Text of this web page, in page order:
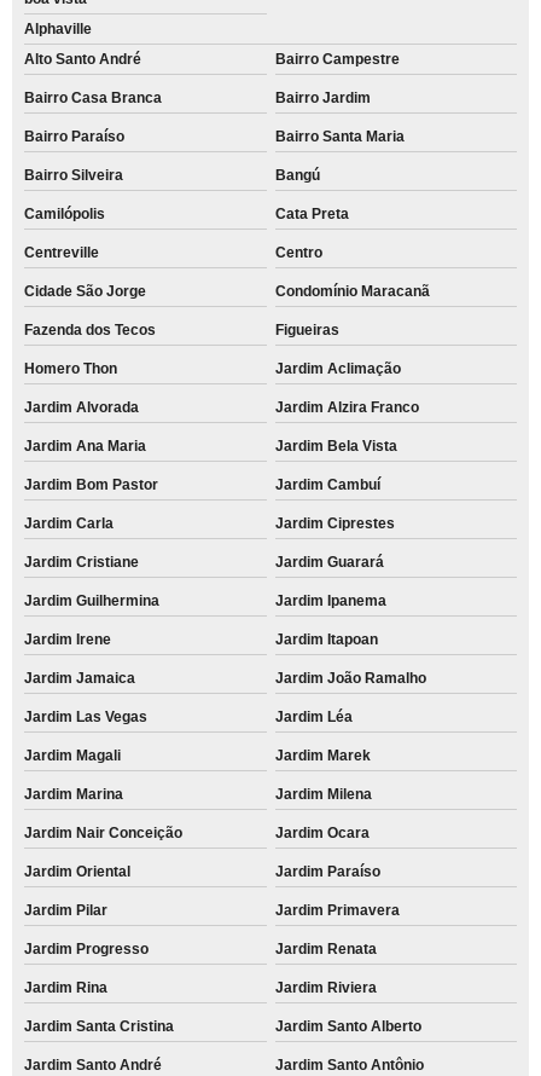
Alphaville
Alto Santo André
Bairro Campestre
Bairro Casa Branca Bairro Jardim
Bairro Paraíso Bairro Santa Maria
Bairro Silveira Bangú
Camilópolis Cata Preta
Centreville Centro
Cidade São Jorge Condomínio Maracanã
Fazenda dos Tecos Figueiras
Homero Thon Jardim Aclimação
Jardim Alvorada Jardim Alzira Franco
Jardim Ana Maria Jardim Bela Vista
Jardim Bom Pastor Jardim Cambuí
Jardim Carla Jardim Ciprestes
Jardim Cristiane Jardim Guarará
Jardim Guilhermina Jardim Ipanema
Jardim Irene Jardim Itapoan
Jardim Jamaica Jardim João Ramalho
Jardim Las Vegas Jardim Léa
Jardim Magali Jardim Marek
Jardim Marina Jardim Milena
Jardim Nair Conceição Jardim Ocara
Jardim Oriental Jardim Paraíso
Jardim Pilar Jardim Primavera
Jardim Progresso Jardim Renata
Jardim Rina Jardim Riviera
Jardim Santa Cristina Jardim Santo Alberto
Jardim Santo André Jardim Santo Antônio